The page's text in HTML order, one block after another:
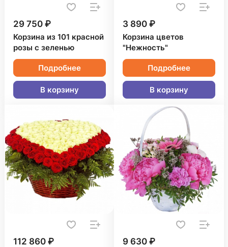
29 750 ₽
Корзина из 101 красной
розы с зеленью
Подробнее
В корзину
3 890 ₽
Корзина цветов
"Нежность"
Подробнее
В корзину
112 860 ₽ 9 630 ₽